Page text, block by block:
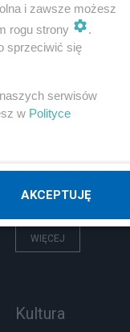
Wypadki
WIĘCEJ
Kultura
i zawsze możesz
rogu strony
.
sprzeciwić się
serwisów
w Polityce
AKCEPTUJĘ